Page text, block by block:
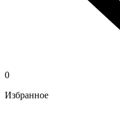
0
Избранное